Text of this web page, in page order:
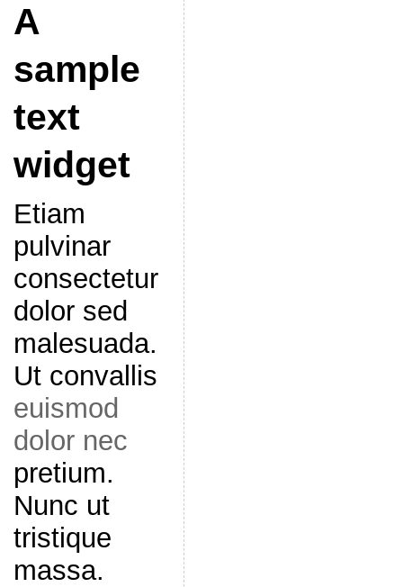
A
sample
text
widget
Etiam
pulvinar
consectetur
dolor sed
malesuada.
Ut convallis
euismod
dolor nec
pretium.
Nunc ut
tristique
massa.